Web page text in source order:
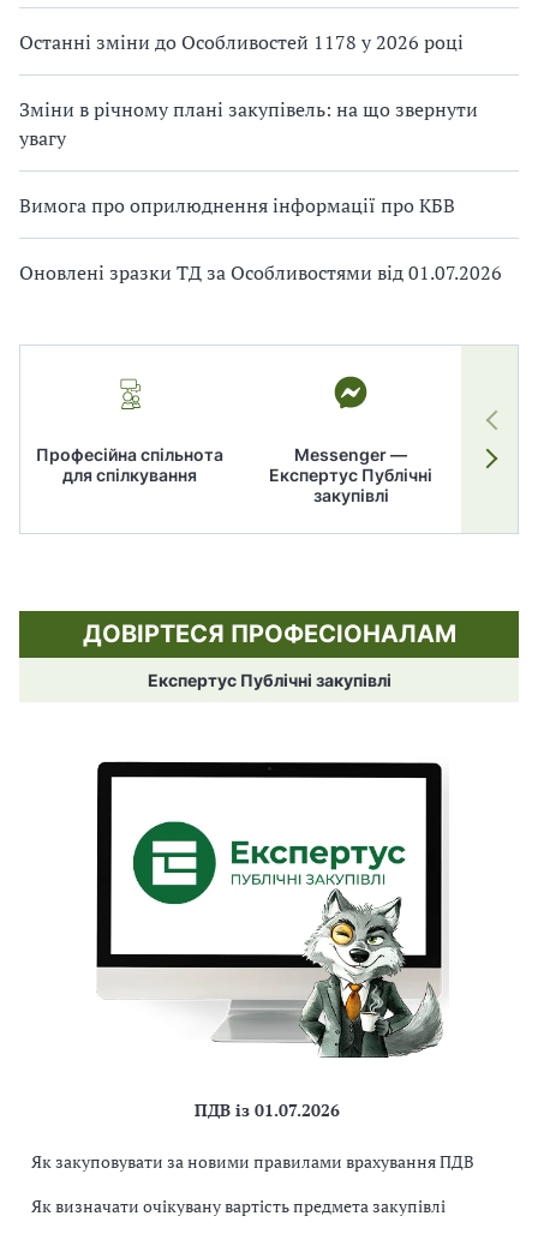
Останні зміни до Особливостей 1178 у 2026 році
Зміни в річному плані закупівель: на що звернути
увагу
Вимога про оприлюднення інформації про КБВ
Оновлені зразки ТД за Особливостями від 01.07.2026
Професійна спільнота
для спілкування
Messenger —
Експертус Публічні
закупівлі
ДОВІРТЕСЯ ПРОФЕСІОНАЛАМ
Експертус Публічні закупівлі
ПДВ із 01.07.2026
Як закуповувати за новими правилами врахування ПДВ
Як визначати очікувану вартість предмета закупівлі